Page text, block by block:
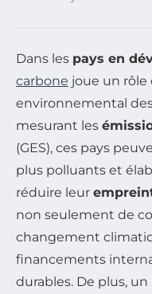
Dans les pays en
carbone joue un rôle
environnemental
mesurant les
(GES), ces pays
plus polluants et
réduire leur
non seulement de
changement
financements
durables. De plus, un